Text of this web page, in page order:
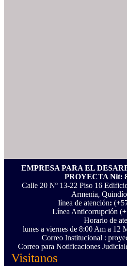
EMPRESA PARA EL
PROYECTA Nit:
Calle 20 Nº 13-22 Piso 16
Armenia,
línea de atención:
Línea Anticorrupción
Horario de
lunes a viernes de 8:00 Am a 12
Correo Institucional :
Correo para Notificaciones
Visitanos